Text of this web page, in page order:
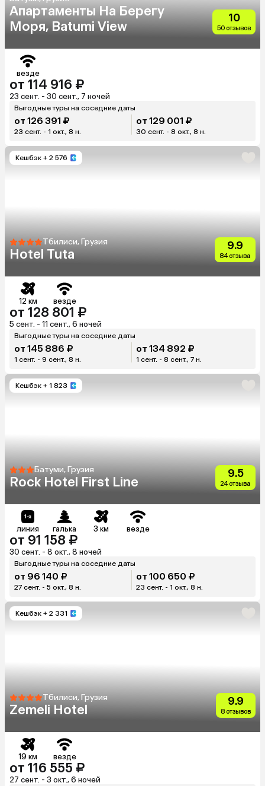
Апартаменты На Берегу
Моря, Batumi View
10
50 отзывов
везде
от 114 916 ₽
23 сент. - 30 сент., 7 ночей
Выгодные туры на соседние даты
от 126 391 ₽
23 сент. - 1 окт., 8 н.
от 129 001 ₽
30 сент. - 8 окт., 8 н.
Кешбэк + 2 576
Тбилиси, Грузия
Hotel Tuta
9.9
84 отзыва
12 км везде
от 128 801 ₽
5 сент. - 11 сент., 6 ночей
Выгодные туры на соседние даты
от 145 886 ₽
1 сент. - 9 сент., 8 н.
от 134 892 ₽
1 сент. - 8 сент., 7 н.
Кешбэк + 1 823
Батуми, Грузия
Rock Hotel First Line
9.5
24 отзыва
линия галька 3 км везде
от 91 158 ₽
30 сент. - 8 окт., 8 ночей
Выгодные туры на соседние даты
от 96 140 ₽
27 сент. - 5 окт., 8 н.
от 100 650 ₽
23 сент. - 1 окт., 8 н.
Кешбэк + 2 331
Тбилиси, Грузия
Zemeli Hotel
9.9
8 отзывов
19 км везде
от 116 555 ₽
27 сент. - 3 окт., 6 ночей